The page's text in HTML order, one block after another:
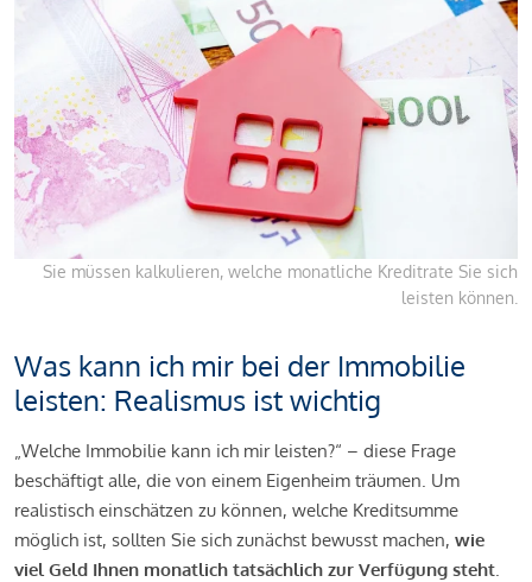
Sie müssen kalkulieren, welche monatliche Kreditrate Sie sich
leisten können.
Was kann ich mir bei der Immobilie
leisten: Realismus ist wichtig
„Welche Immobilie kann ich mir leisten?“ – diese Frage
beschäftigt alle, die von einem Eigenheim träumen. Um
realistisch einschätzen zu können, welche Kreditsumme
möglich ist, sollten Sie sich zunächst bewusst machen, wie
viel Geld Ihnen monatlich tatsächlich zur Verfügung steht.